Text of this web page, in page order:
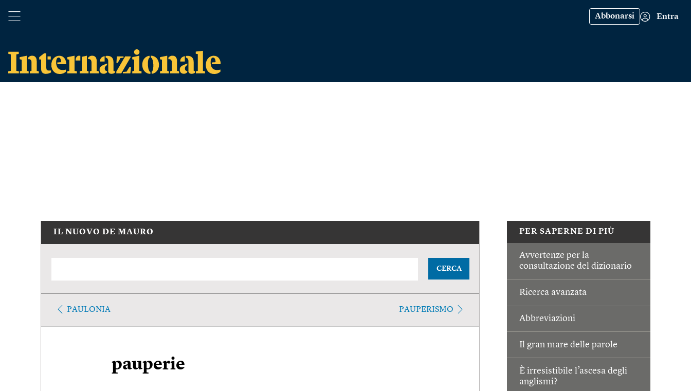
Abbonarsi Entra
PER SAPERNE DI PIÙ
Avvertenze per la
consultazione del dizionario
Ricerca avanzata
Abbreviazioni
Il gran mare delle parole
È irresistibile l’ascesa degli
anglismi?
IL NUOVO DE MAURO
CERCA
PAULONIA PAUPERISMO
pauperie